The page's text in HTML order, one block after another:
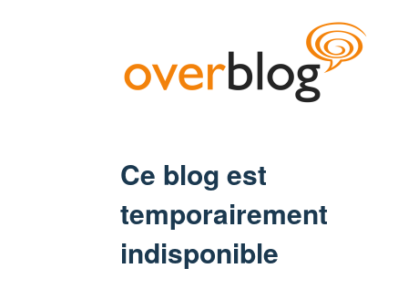
Ce blog est
temporairement
indisponible